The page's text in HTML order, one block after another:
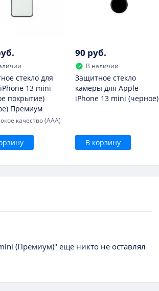
стекло для
13 mini
покрытие)
Премиум
качество (AAA)
90 руб.
В наличии
Защитное стекло
камеры для Apple
iPhone 13 mini (черное)
В корзину
(Премиум)" еще никто не оставлял